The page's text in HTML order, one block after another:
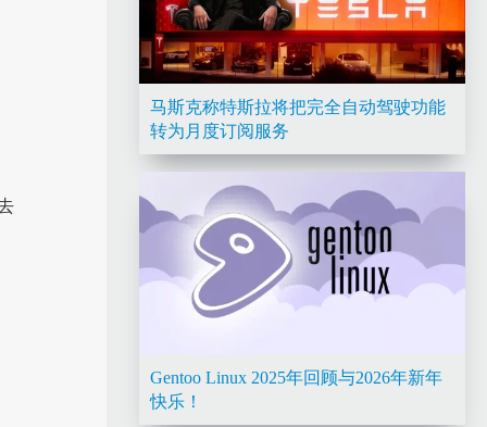
马斯克称特斯拉将把完全自动驾驶功能
转为月度订阅服务
Gentoo Linux 2025年回顾与2026年新年
快乐！